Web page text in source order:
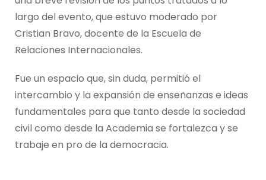
largo del evento, que estuvo moderado por
Cristian Bravo, docente de la Escuela de
Relaciones Internacionales.
Fue un espacio que, sin duda, permitió el
intercambio y la expansión de enseñanzas e ideas
fundamentales para que tanto desde la sociedad
civil como desde la Academia se fortalezca y se
trabaje en pro de la democracia.